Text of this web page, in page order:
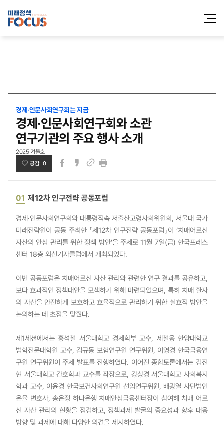
전체메
열기
경제·인문사회연구회는 지금
경제·인문사회연구회와 소관
연구기관의 주요 행사 소개
2025 겨울호
공감 0
01 제12차 인구전략 공동포럼
경제·인문사회연구회와 대통령직속 저출산고령사회위원회, 서울대 국가
미래전략원이 공동 주최한 「제12차 인구전략 공동포럼」이 ‘치매어르신
자산의 안심 관리를 위한 정책 방안’을 주제로 11월 7일(금) 한국프레스
센터 18층 외신기자클럽에서 개최되었다.
이번 공동포럼은 치매어르신 자산 관리와 관련한 연구 결과를 공유하고,
보다 효과적인 정책대안을 모색하기 위해 마련되었으며, 특히 치매 환자
의 자산을 안전하게 보호하고 효율적으로 관리하기 위한 실효적 방안을
논의하는 데 초점을 맞췄다.
제1세션에서는 홍석철 서울대학교 경제학부 교수, 제철웅 한양대학교
법학전문대학원 교수, 김규동 보험연구원 연구위원, 이영경 한국금융연
구원 연구위원이 주제 발표를 진행하였다. 이어진 종합토론에서는 김진
현 서울대학교 간호학과 교수를 좌장으로, 강상경 서울대학교 사회복지
학과 교수, 이윤경 한국보건사회연구원 선임연구위원, 배광열 사단법인
온율 변호사, 송은정 하나은행 치매안심금융센터장이 참여해 치매 어르
신 자산 관리의 현황을 점검하고, 정책과제 발굴의 중요성과 향후 대응
방향 및 과제에 대해 다양한 의견을 제시하였다.